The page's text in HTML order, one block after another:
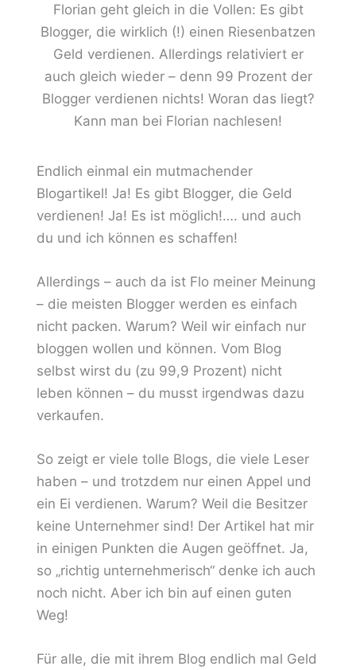
Florian geht gleich in die Vollen: Es gibt
Blogger, die wirklich (!) einen Riesenbatzen
Geld verdienen. Allerdings relativiert er
auch gleich wieder – denn 99 Prozent der
Blogger verdienen nichts! Woran das liegt?
Kann man bei Florian nachlesen!
Endlich einmal ein mutmachender
Blogartikel! Ja! Es gibt Blogger, die Geld
verdienen! Ja! Es ist möglich!…. und auch
du und ich können es schaffen!
Allerdings – auch da ist Flo meiner Meinung
– die meisten Blogger werden es einfach
nicht packen. Warum? Weil wir einfach nur
bloggen wollen und können. Vom Blog
selbst wirst du (zu 99,9 Prozent) nicht
leben können – du musst irgendwas dazu
verkaufen.
So zeigt er viele tolle Blogs, die viele Leser
haben – und trotzdem nur einen Appel und
ein Ei verdienen. Warum? Weil die Besitzer
keine Unternehmer sind! Der Artikel hat mir
in einigen Punkten die Augen geöffnet. Ja,
so „richtig unternehmerisch“ denke ich auch
noch nicht. Aber ich bin auf einen guten
Weg!
Für alle, die mit ihrem Blog endlich mal Geld